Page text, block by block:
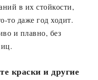
в их стойкости,
то даже год ходит.
и плавно, без
краски и другие